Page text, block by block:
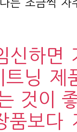
는 조금씩 자
신하면
트닝 제
것이
품보다